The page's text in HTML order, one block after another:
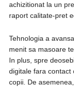
achizitionat la un
raport calitate-pret
Tehnologia a
menit sa masoare
In plus, spre
digitale fara contact
copii. De